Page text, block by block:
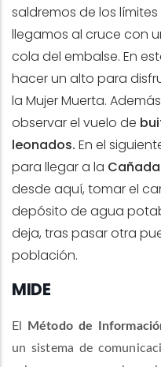
saldremos de los
llegamos al cruce con
cola del embalse. En
hacer un alto para
la Mujer Muerta.
observar el vuelo de
leonados. En el
para llegar a la
desde aquí, tomar el
depósito de agua
deja, tras pasar otra
población.
MIDE
El Método de
un sistema de